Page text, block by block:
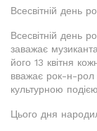
Всесвітній день
Всесвітній день
заважає
його 13 квітня
вважає рок-н-
культурною
Цього дня